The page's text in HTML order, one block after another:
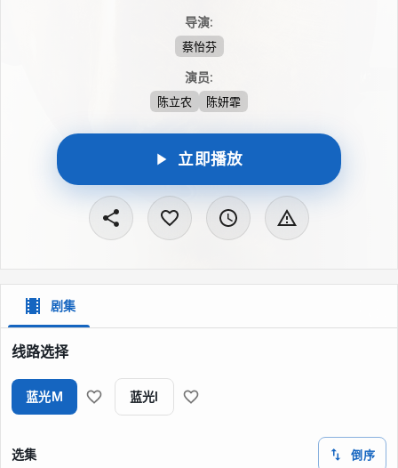
导演:
蔡怡芬
演员:
陈立农 陈妍霏
立即播放
剧集
线路选择
蓝光M 蓝光I
选集 倒序